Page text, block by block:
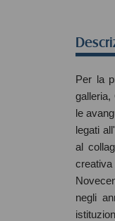
Per la
galleria,
le
legati
al
negli